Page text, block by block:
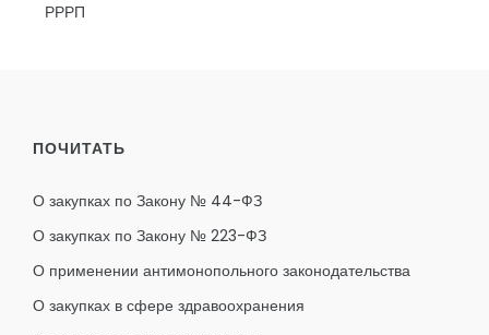
РРРП
ПОЧИТАТЬ
О закупках по Закону № 44-ФЗ
О закупках по Закону № 223-ФЗ
О применении антимонопольного законодательства
О закупках в сфере здравоохранения